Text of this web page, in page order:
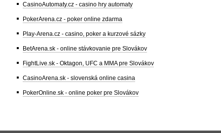
CasinoAutomaty.cz - casino hry automaty
PokerArena.cz - poker online zdarma
Play-Arena.cz - casino, poker a kurzové sázky
BetArena.sk - online stávkovanie pre Slovákov
FightLive.sk - Oktagon, UFC a MMA pre Slovákov
CasinoArena.sk - slovenská online casina
PokerOnline.sk - online poker pre Slovákov